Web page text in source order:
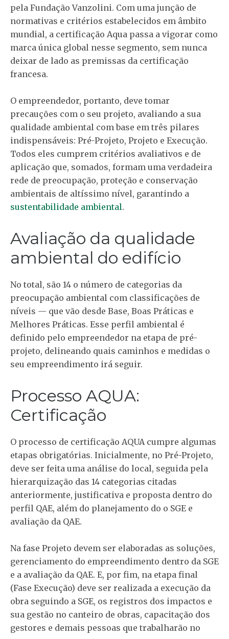
pela Fundação Vanzolini. Com uma junção de
normativas e critérios estabelecidos em âmbito
mundial, a certificação Aqua passa a vigorar como
marca única global nesse segmento, sem nunca
deixar de lado as premissas da certificação
francesa.
O empreendedor, portanto, deve tomar
precauções com o seu projeto, avaliando a sua
qualidade ambiental com base em três pilares
indispensáveis: Pré-Projeto, Projeto e Execução.
Todos eles cumprem critérios avaliativos e de
aplicação que, somados, formam uma verdadeira
rede de preocupação, proteção e conservação
ambientais de altíssimo nível, garantindo a
sustentabilidade ambiental.
Avaliação da qualidade
ambiental do edifício
No total, são 14 o número de categorias da
preocupação ambiental com classificações de
níveis — que vão desde Base, Boas Práticas e
Melhores Práticas. Esse perfil ambiental é
definido pelo empreendedor na etapa de pré-
projeto, delineando quais caminhos e medidas o
seu empreendimento irá seguir.
Processo AQUA:
Certificação
O processo de certificação AQUA cumpre algumas
etapas obrigatórias. Inicialmente, no Pré-Projeto,
deve ser feita uma análise do local, seguida pela
hierarquização das 14 categorias citadas
anteriormente, justificativa e proposta dentro do
perfil QAE, além do planejamento do o SGE e
avaliação da QAE.
Na fase Projeto devem ser elaboradas as soluções,
gerenciamento do empreendimento dentro da SGE
e a avaliação da QAE. E, por fim, na etapa final
(Fase Execução) deve ser realizada a execução da
obra seguindo a SGE, os registros dos impactos e
sua gestão no canteiro de obras, capacitação dos
gestores e demais pessoas que trabalharão no